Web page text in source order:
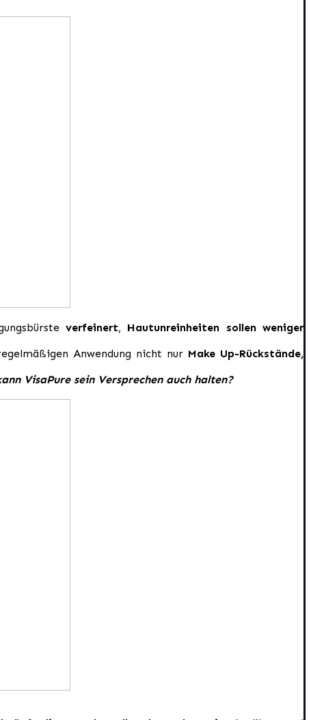
verfeinert, Hautunreinheiten sollen weniger
Anwendung nicht nur Make Up-Rückstände,
VisaPure sein Versprechen auch halten?